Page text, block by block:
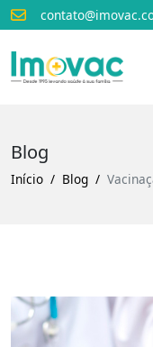
Blog
Início Blog